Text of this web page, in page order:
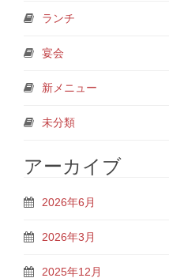
ランチ
宴会
新メニュー
未分類
アーカイブ
2026年6月
2026年3月
2025年12月